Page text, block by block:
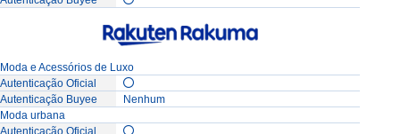
Moda e Acessórios de Luxo
Nenhum
Moda urbana